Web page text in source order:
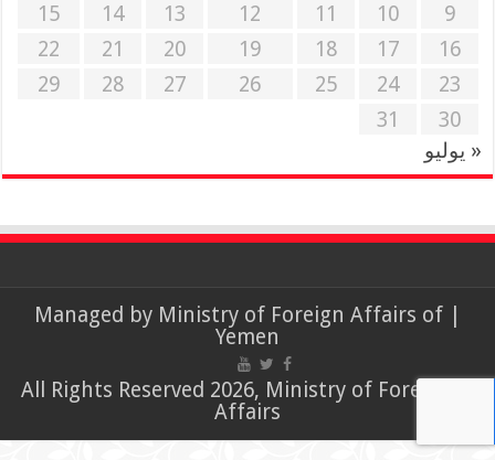
9
10
11
12
13
14
15
16
17
18
19
20
21
22
23
24
25
26
27
28
29
30
31
« يوليو
Ministry of Foreign Affairs of
Yemen
© All Rights Reserved 2026, Ministry of Foreign
Affairs